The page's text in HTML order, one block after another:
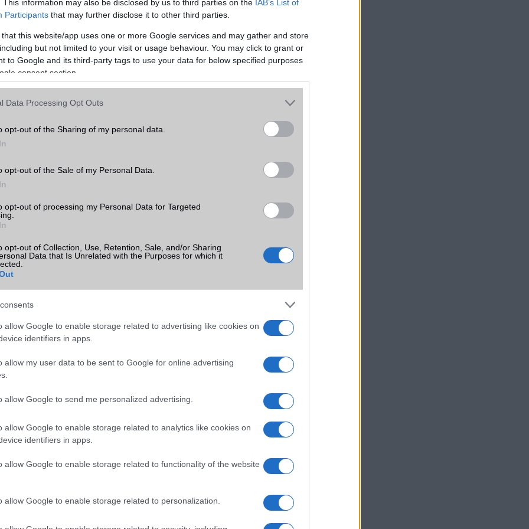
This information may also be disclosed by us to third parties on the IAB’s List of
Participants that may further disclose it to other third parties.
that this website/app uses one or more Google services and may gather and store
but not limited to your visit or usage behaviour. You may click to grant or
to Google and its third-party tags to use your data for below specified purposes
consent section.
Data Processing Opt Outs
opt-out of the Sharing of my personal data.
opt-out of the Sale of my Personal Data.
opt-out of processing my Personal Data for Targeted
opt-out of Collection, Use, Retention, Sale, and/or Sharing
Data that Is Unrelated with the Purposes for which it
allow Google to enable storage related to advertising like cookies on
identifiers in apps.
allow my user data to be sent to Google for online advertising
allow Google to send me personalized advertising.
allow Google to enable storage related to analytics like cookies on
identifiers in apps.
allow Google to enable storage related to functionality of the website
allow Google to enable storage related to personalization.
EDGE Van
WAP v2,x
EMS /E-mail eMail
Infraport
Wi-Fi extra Nincs
Blackberry Nincs
TV/USB kapcsolat Nincs
Push to Talk Nincs
Készenléti idő h /
350
Beszélgetési idő h /
Gyorstöltés
3
ALKALMAZÁSOK ÉS ÉRZÉKELŐK